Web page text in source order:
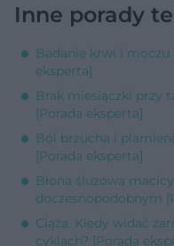
Inne porady
Badanie krwi i
eksperta]
Brak miesiączki przy
[Porada eksperta]
Ból brzucha i
[Porada eksperta]
Błona śluzowa
doczesnopodobnym
Ciąża. Kiedy widać
cyklach? [Porada